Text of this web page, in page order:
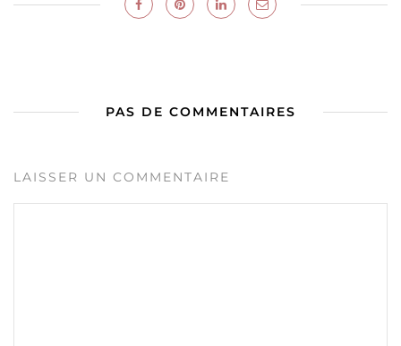
PAS DE COMMENTAIRES
LAISSER UN COMMENTAIRE